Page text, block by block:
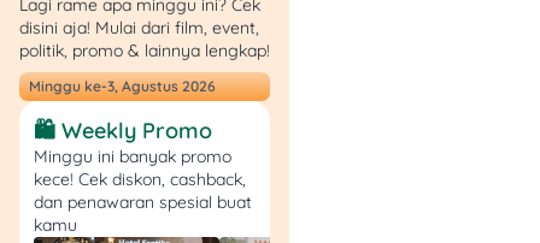
biaya kamar, dokter,
sampai tindakan medis,
semuanya bisa bikin
dompet kamu berteriak.
Tapi tenang, kamu nggak
harus panik kalau udah
punya persiapan, seperti
punya asuransi, dana
Lagi rame apa minggu ini? Cek
disini aja! Mulai dari film, event,
politik, promo & lainnya lengkap!
Minggu ke-3, Agustus 2026
🛍️ Weekly Promo
Minggu ini banyak promo
kece! Cek diskon, cashback,
dan penawaran spesial buat
kamu